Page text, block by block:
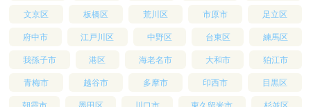
文京区 板橋区 荒川区 市原市 足立区
府中市 江戸川区 中野区 台東区 練馬区
我孫子市 港区 海老名市 大和市 狛江市
青梅市 越谷市 多摩市 印西市 目黒区